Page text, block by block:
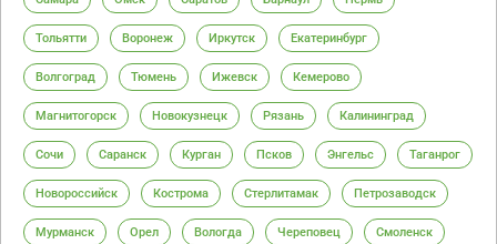
Тольятти Воронеж Иркутск Екатеринбург
Волгоград Тюмень Ижевск Кемерово
Магнитогорск Новокузнецк Рязань Калининград
Сочи Саранск Курган Псков Энгельс Таганрог
Новороссийск Кострома Стерлитамак Петрозаводск
Мурманск Орел Вологда Череповец Смоленск